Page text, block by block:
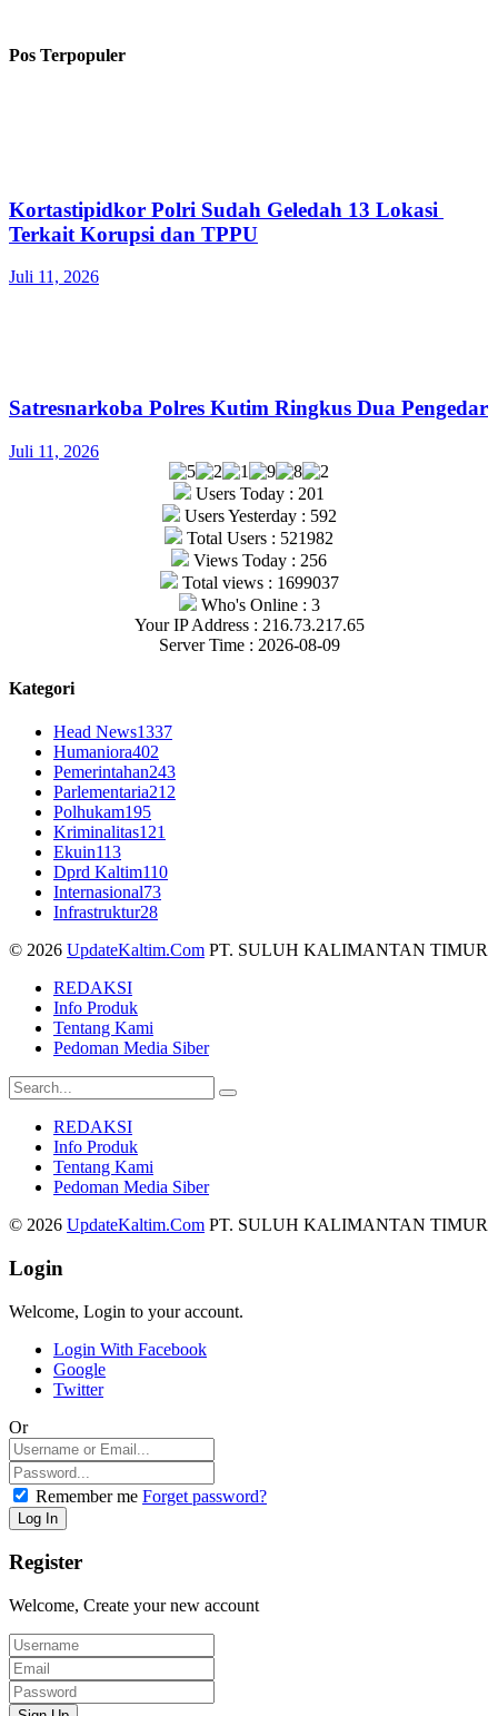
Pos Terpopuler
Kortastipidkor Polri Sudah Geledah 13 Lokasi
Terkait Korupsi dan TPPU
Juli 11, 2026
Satresnarkoba Polres Kutim Ringkus Dua Pengedar
Juli 11, 2026
Users Today : 201
Users Yesterday : 592
Total Users : 521982
Views Today : 256
Total views : 1699037
Who's Online : 3
Your IP Address : 216.73.217.65
Server Time : 2026-08-09
Kategori
Head News1337
Humaniora402
Pemerintahan243
Parlementaria212
Polhukam195
Kriminalitas121
Ekuin113
Dprd Kaltim110
Internasional73
Infrastruktur28
© 2026 UpdateKaltim.Com PT. SULUH KALIMANTAN TIMUR
REDAKSI
Info Produk
Tentang Kami
Pedoman Media Siber
REDAKSI
Info Produk
Tentang Kami
Pedoman Media Siber
© 2026 UpdateKaltim.Com PT. SULUH KALIMANTAN TIMUR
Login
Welcome, Login to your account.
Login With Facebook
Google
Twitter
Or
Remember me Forget password?
Register
Welcome, Create your new account